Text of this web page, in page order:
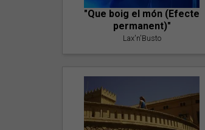
"Que boig el món (Efecte
permanent)"
Lax'n'Busto